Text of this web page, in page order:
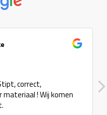
correct,
materiaal ! Wij komen